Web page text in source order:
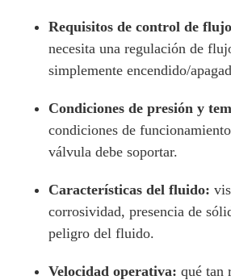
Requisitos de control de
necesita una regulación de
simplemente encendido/
Condiciones de presión y
condiciones de
válvula debe soportar.
Características del fluido:
corrosividad, presencia de
peligro del fluido.
Velocidad operativa: qué tan